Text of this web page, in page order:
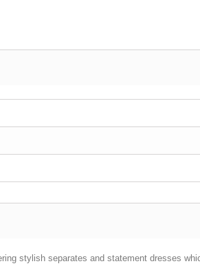
stylish separates and statement dresses